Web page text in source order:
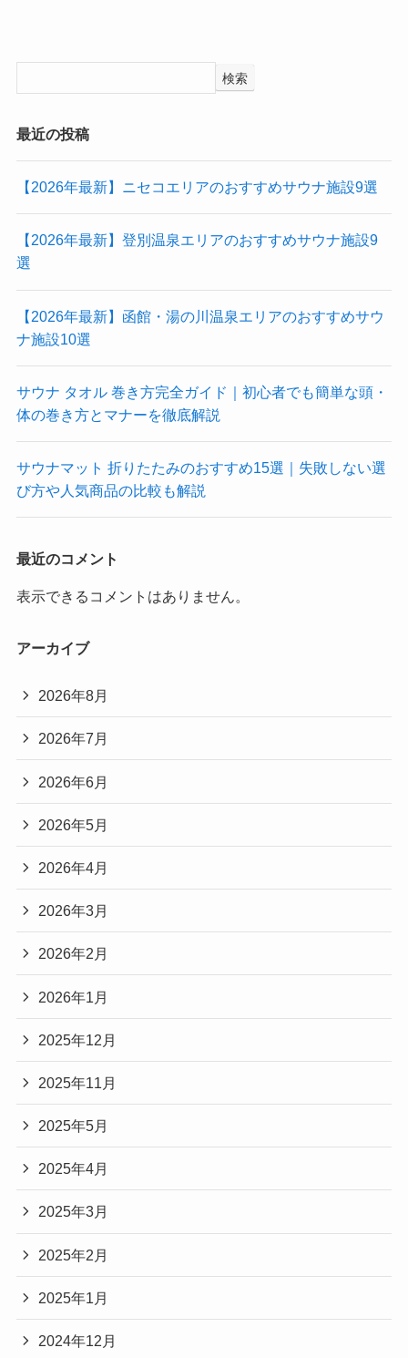
検索
最近の投稿
【2026年最新】ニセコエリアのおすすめサウナ施設9選
【2026年最新】登別温泉エリアのおすすめサウナ施設9
選
【2026年最新】函館・湯の川温泉エリアのおすすめサウ
ナ施設10選
サウナ タオル 巻き方完全ガイド｜初心者でも簡単な頭・
体の巻き方とマナーを徹底解説
サウナマット 折りたたみのおすすめ15選｜失敗しない選
び方や人気商品の比較も解説
最近のコメント
表示できるコメントはありません。
アーカイブ
2026年8月
2026年7月
2026年6月
2026年5月
2026年4月
2026年3月
2026年2月
2026年1月
2025年12月
2025年11月
2025年5月
2025年4月
2025年3月
2025年2月
2025年1月
2024年12月